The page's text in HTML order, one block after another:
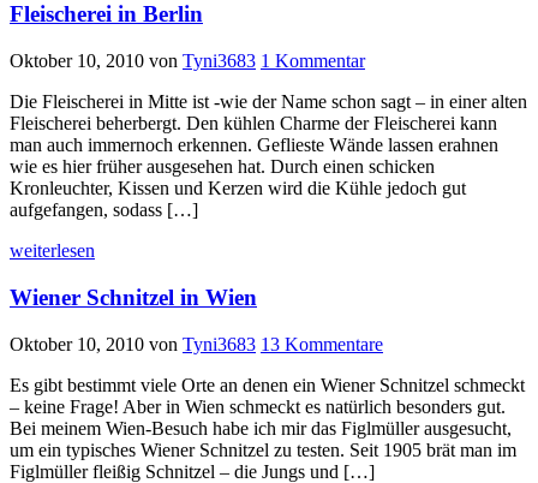
Fleischerei in Berlin
Oktober 10, 2010 von Tyni3683 1 Kommentar
Die Fleischerei in Mitte ist -wie der Name schon sagt – in einer alten
Fleischerei beherbergt. Den kühlen Charme der Fleischerei kann
man auch immernoch erkennen. Geflieste Wände lassen erahnen
wie es hier früher ausgesehen hat. Durch einen schicken
Kronleuchter, Kissen und Kerzen wird die Kühle jedoch gut
aufgefangen, sodass […]
weiterlesen
Wiener Schnitzel in Wien
Oktober 10, 2010 von Tyni3683 13 Kommentare
Es gibt bestimmt viele Orte an denen ein Wiener Schnitzel schmeckt
– keine Frage! Aber in Wien schmeckt es natürlich besonders gut.
Bei meinem Wien-Besuch habe ich mir das Figlmüller ausgesucht,
um ein typisches Wiener Schnitzel zu testen. Seit 1905 brät man im
Figlmüller fleißig Schnitzel – die Jungs und […]